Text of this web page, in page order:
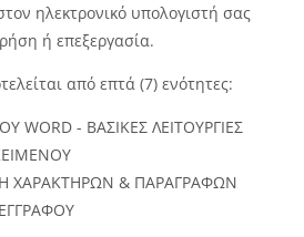
ηλεκτρονικό υπολογιστή σας
ή επεξεργασία.
από επτά (7) ενότητες:
WORD - ΒΑΣΙΚΕΣ ΛΕΙΤΟΥΡΓΙΕΣ
ΧΑΡΑΚΤΗΡΩΝ & ΠΑΡΑΓΡΑΦΩΝ